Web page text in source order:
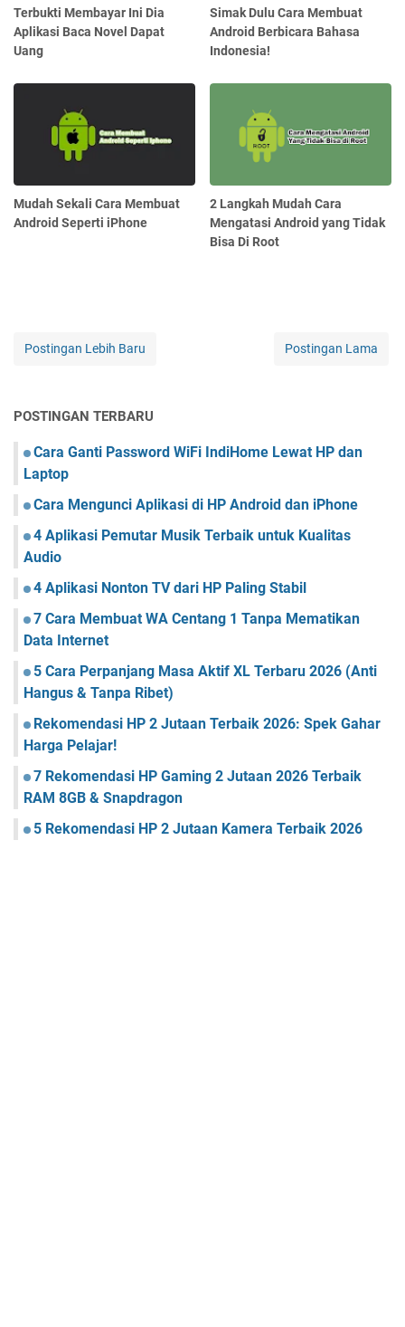
Terbukti Membayar Ini Dia
Aplikasi Baca Novel Dapat
Uang
Simak Dulu Cara Membuat
Android Berbicara Bahasa
Indonesia!
Mudah Sekali Cara Membuat
Android Seperti iPhone
2 Langkah Mudah Cara
Mengatasi Android yang Tidak
Bisa Di Root
Postingan Lebih Baru Postingan Lama
POSTINGAN TERBARU
Cara Ganti Password WiFi IndiHome Lewat HP dan
Laptop
Cara Mengunci Aplikasi di HP Android dan iPhone
4 Aplikasi Pemutar Musik Terbaik untuk Kualitas
Audio
4 Aplikasi Nonton TV dari HP Paling Stabil
7 Cara Membuat WA Centang 1 Tanpa Mematikan
Data Internet
5 Cara Perpanjang Masa Aktif XL Terbaru 2026 (Anti
Hangus & Tanpa Ribet)
Rekomendasi HP 2 Jutaan Terbaik 2026: Spek Gahar
Harga Pelajar!
7 Rekomendasi HP Gaming 2 Jutaan 2026 Terbaik
RAM 8GB & Snapdragon
5 Rekomendasi HP 2 Jutaan Kamera Terbaik 2026